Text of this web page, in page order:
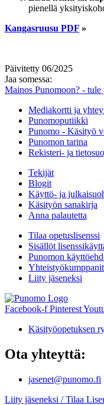
pienellä
Kangasruusu PDF »
Päivitetty 06/2025
Jaa somessa:
Mainos Punomoon? -
Mediakortti ja
Punomoputiikki
Punomo - Käsityö
Punomon tarina
Rekisteri- ja
Tekijät
Blogit
Käyttö- ja
Käsityön sanakirja
Anna palautetta
Tilaa opetuslisenssi
Sisällöt
Punomon
Yhteistyökumppanit
Liity jäseneksi
Facebook-f Pinterest
Käsityöopetuksen
Ota yhteyttä:
jasenet@punomo.fi
Liity jäseneksi / Tilaa